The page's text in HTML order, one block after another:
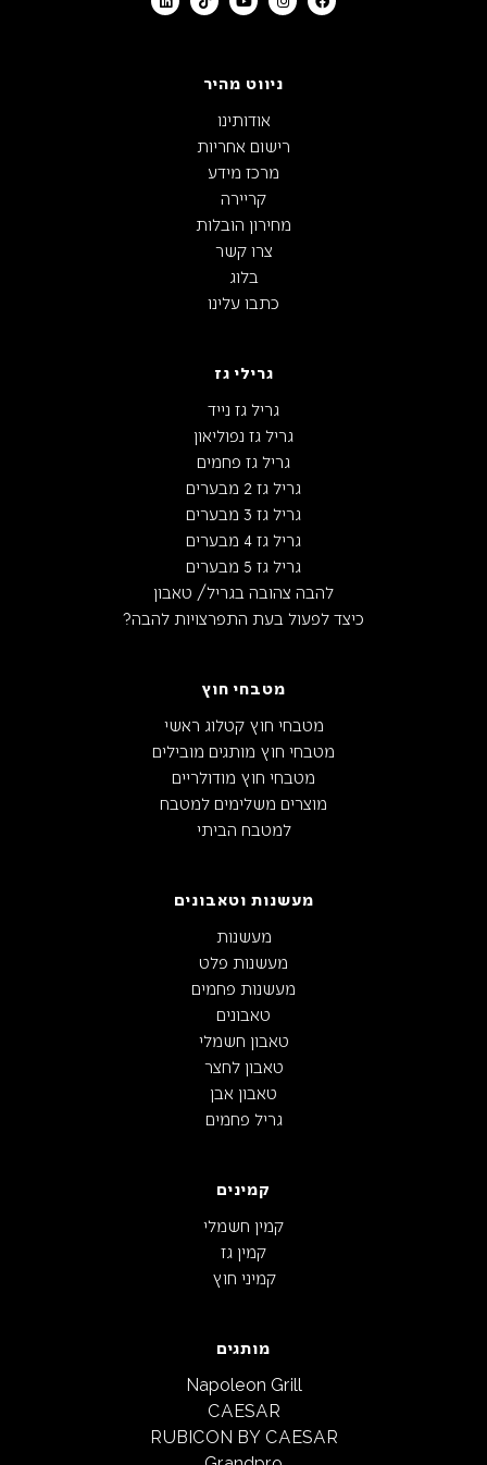
ניווט מהיר
אודותינו
רישום אחריות
מרכז מידע
קריירה
מחירון הובלות
צרו קשר
בלוג
כתבו עלינו
גרילי גז
גריל גז נייד
גריל גז נפוליאון
גריל גז פחמים
גריל גז 2 מבערים
גריל גז 3 מבערים
גריל גז 4 מבערים
גריל גז 5 מבערים
להבה צהובה בגריל/ טאבון
כיצד לפעול בעת התפרצויות להבה?
מטבחי חוץ
מטבחי חוץ קטלוג ראשי
מטבחי חוץ מותגים מובילים
מטבחי חוץ מודולריים
מוצרים משלימים למטבח
למטבח הביתי
מעשנות וטאבונים
מעשנות
מעשנות פלט
מעשנות פחמים
טאבונים
טאבון חשמלי
טאבון לחצר
טאבון אבן
גריל פחמים
קמינים
קמין חשמלי
קמין גז
קמיני חוץ
מותגים
Napoleon Grill
CAESAR
RUBICON BY CAESAR